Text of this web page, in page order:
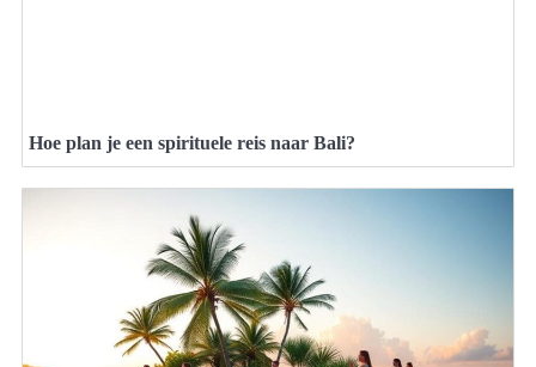
Hoe plan je een spirituele reis naar Bali?